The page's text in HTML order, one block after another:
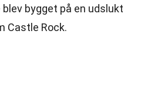
blev bygget på en udslukt
Castle Rock.